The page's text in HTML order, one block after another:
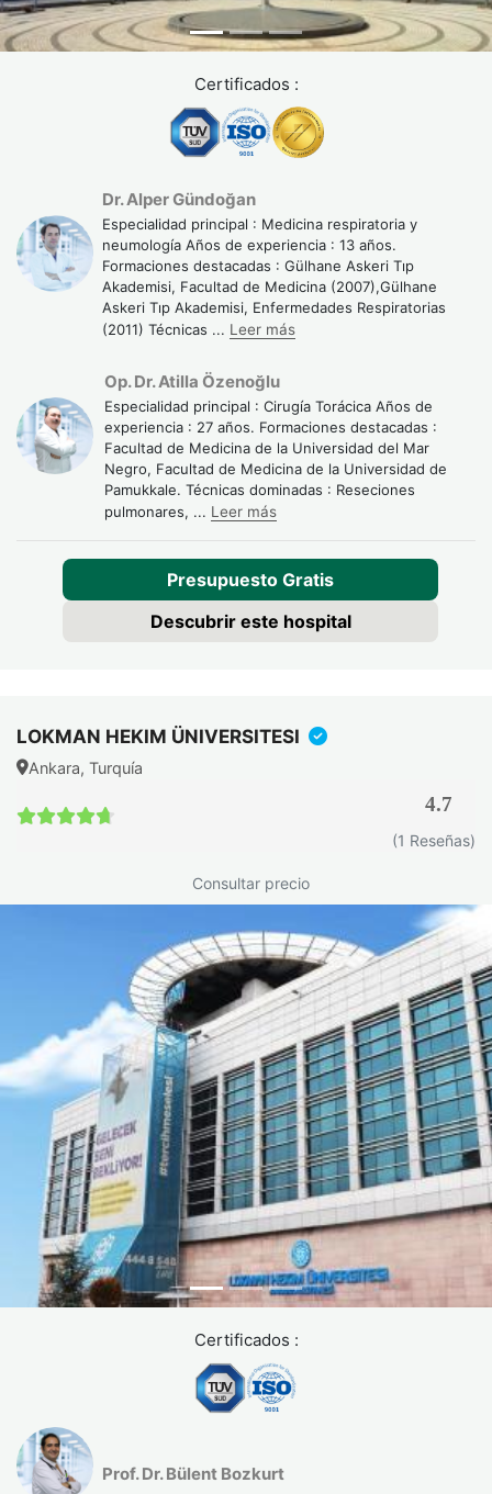
Certificados :
Dr. Alper Gündoğan
Especialidad principal : Medicina respiratoria y
neumología Años de experiencia : 13 años.
Formaciones destacadas : Gülhane Askeri Tıp
Akademisi, Facultad de Medicina (2007),Gülhane
Askeri Tıp Akademisi, Enfermedades Respiratorias
(2011) Técnicas ... Leer más
Op. Dr. Atilla Özenoğlu
Especialidad principal : Cirugía Torácica Años de
experiencia : 27 años. Formaciones destacadas :
Facultad de Medicina de la Universidad del Mar
Negro, Facultad de Medicina de la Universidad de
Pamukkale. Técnicas dominadas : Reseciones
pulmonares, ... Leer más
Presupuesto Gratis
Descubrir este hospital
LOKMAN HEKIM ÜNIVERSITESI
Ankara, Turquía
4.7 / 5
4.7
(1 Reseñas)
Consultar precio
Certificados :
Prof. Dr. Bülent Bozkurt